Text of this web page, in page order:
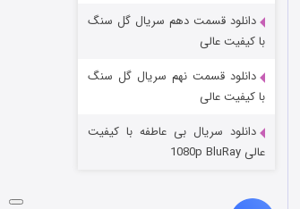
شکست استوارت در نجات جهان
قسمت ۷ (زیرنویس) منتشر شد
دانلود قسمت دهم سریال گل سنگ
با کیفیت عالی
دانلود قسمت نهم سریال گل سنگ
با کیفیت عالی
دانلود سریال بی عاطفه با کیفیت
عالی 1080p BluRay